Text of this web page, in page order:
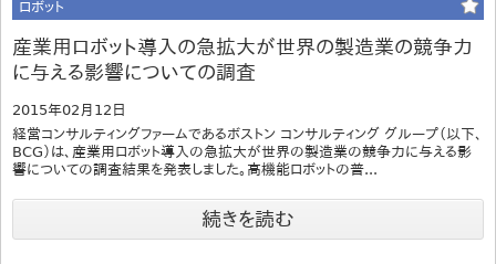
ロボット
産業用ロボット導入の急拡大が世界の製造業の競争力
に与える影響についての調査
2015年02月12日
経営コンサルティングファームであるボストン コンサルティング グループ（以下、
BCG）は、産業用ロボット導入の急拡大が世界の製造業の競争力に与える影
響についての調査結果を発表しました。高機能ロボットの普...
続きを読む